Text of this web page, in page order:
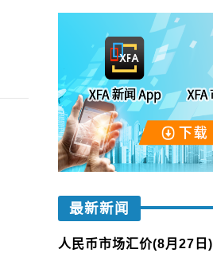
最新新闻
人民币市场汇价(8月27日)